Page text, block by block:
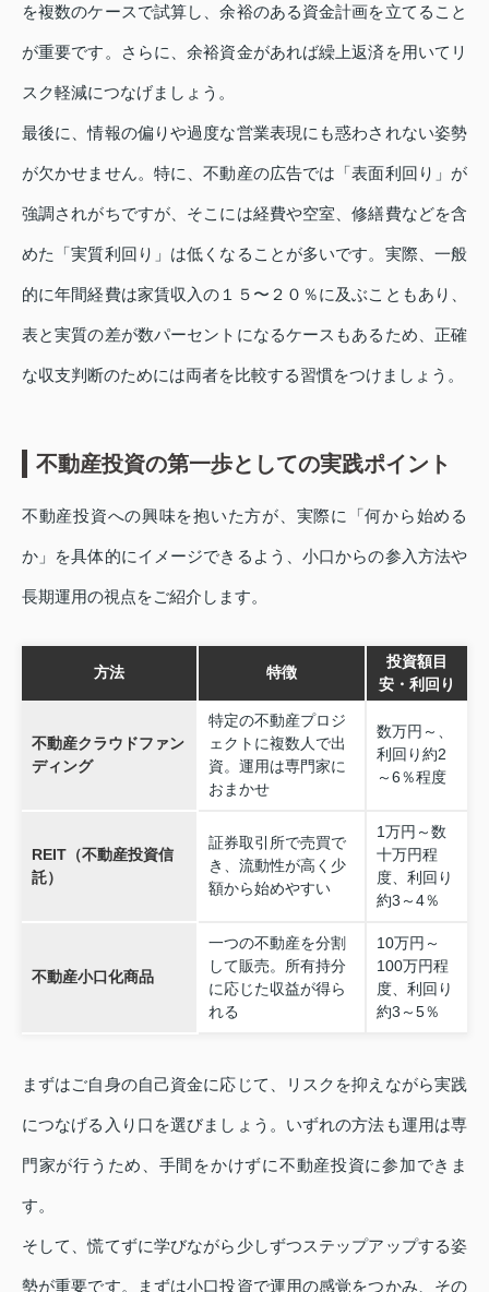
を複数のケースで試算し、余裕のある資金計画を立てること
が重要です。さらに、余裕資金があれば繰上返済を用いてリ
スク軽減につなげましょう。
最後に、情報の偏りや過度な営業表現にも惑わされない姿勢
が欠かせません。特に、不動産の広告では「表面利回り」が
強調されがちですが、そこには経費や空室、修繕費などを含
めた「実質利回り」は低くなることが多いです。実際、一般
的に年間経費は家賃収入の１５〜２０％に及ぶこともあり、
表と実質の差が数パーセントになるケースもあるため、正確
な収支判断のためには両者を比較する習慣をつけましょう。
不動産投資の第一歩としての実践ポイント
不動産投資への興味を抱いた方が、実際に「何から始める
か」を具体的にイメージできるよう、小口からの参入方法や
長期運用の視点をご紹介します。
方法 特徴
投資額目
安・利回り
不動産クラウドファン
ディング
特定の不動産プロジ
ェクトに複数人で出
資。運用は専門家に
おまかせ
数万円～、
利回り約2
～6％程度
REIT（不動産投資信
託）
証券取引所で売買で
き、流動性が高く少
額から始めやすい
1万円～数
十万円程
度、利回り
約3～4％
不動産小口化商品
一つの不動産を分割
して販売。所有持分
に応じた収益が得ら
れる
10万円～
100万円程
度、利回り
約3～5％
まずはご自身の自己資金に応じて、リスクを抑えながら実践
につなげる入り口を選びましょう。いずれの方法も運用は専
門家が行うため、手間をかけずに不動産投資に参加できま
す。
そして、慌てずに学びながら少しずつステップアップする姿
勢が重要です。まずは小口投資で運用の感覚をつかみ、その